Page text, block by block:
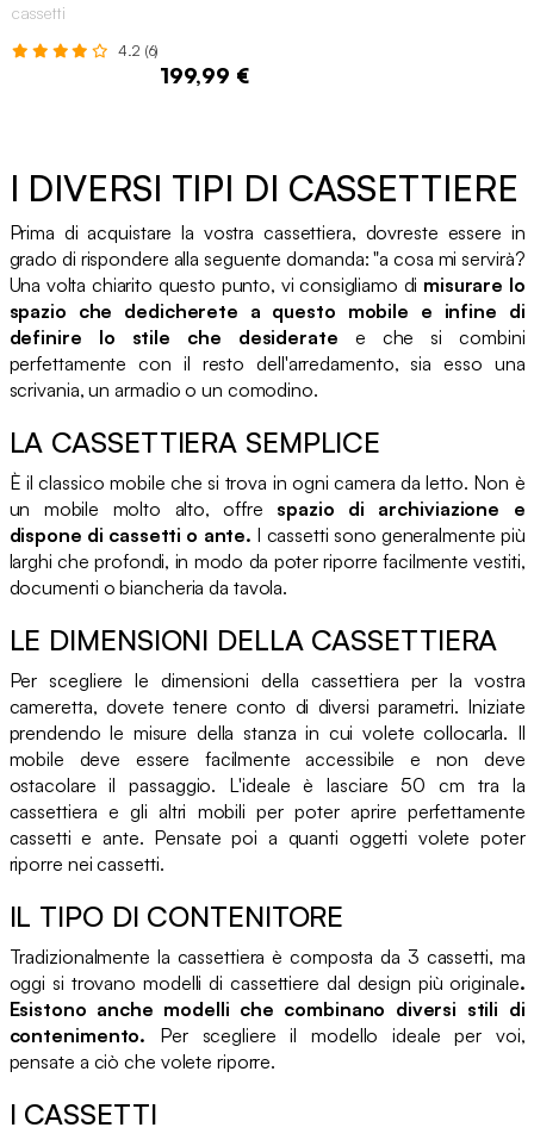
cassetti
4.2 (6)
199,99 €
I DIVERSI TIPI DI CASSETTIERE
Prima di acquistare la vostra cassettiera, dovreste essere in
grado di rispondere alla seguente domanda: "a cosa mi servirà?
Una volta chiarito questo punto, vi consigliamo di misurare lo
spazio che dedicherete a questo mobile e infine di
definire lo stile che desiderate e che si combini
perfettamente con il resto dell'arredamento, sia esso una
scrivania, un armadio o un comodino.
LA CASSETTIERA SEMPLICE
È il classico mobile che si trova in ogni camera da letto. Non è
un mobile molto alto, offre spazio di archiviazione e
dispone di cassetti o ante. I cassetti sono generalmente più
larghi che profondi, in modo da poter riporre facilmente vestiti,
documenti o biancheria da tavola.
LE DIMENSIONI DELLA CASSETTIERA
Per scegliere le dimensioni della cassettiera per la vostra
cameretta, dovete tenere conto di diversi parametri. Iniziate
prendendo le misure della stanza in cui volete collocarla. Il
mobile deve essere facilmente accessibile e non deve
ostacolare il passaggio. L'ideale è lasciare 50 cm tra la
cassettiera e gli altri mobili per poter aprire perfettamente
cassetti e ante. Pensate poi a quanti oggetti volete poter
riporre nei cassetti.
IL TIPO DI CONTENITORE
Tradizionalmente la cassettiera è composta da 3 cassetti, ma
oggi si trovano modelli di cassettiere dal design più originale.
Esistono anche modelli che combinano diversi stili di
contenimento. Per scegliere il modello ideale per voi,
pensate a ciò che volete riporre.
I CASSETTI